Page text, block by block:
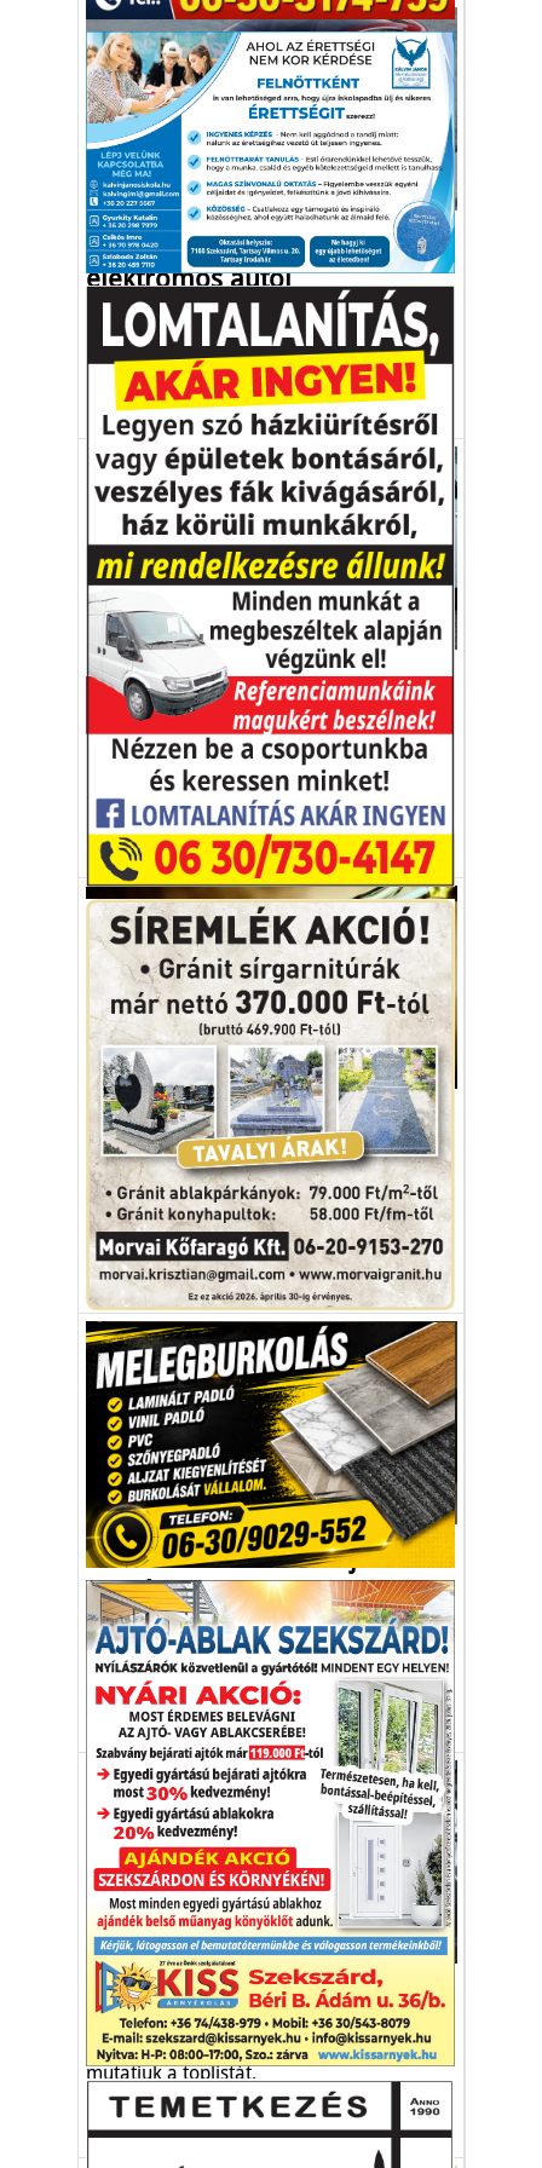
Autó-Motor
A világ legnépszerűbb
elektromos autói
A képzeletbeli dobogóra egy amerikai, egy
kínai és egy francia modell gurulhat fel.
toplista elektromos autó villanyautó
Autó-Motor
Dobogós helyen a VW, a
Renault és az Opel kisautói
Még mindig Volkswagen Golfból adják el a
legnagyobb mennyiséget.
toplista eladás autó Volkswagen
Aktuális
Toplistás magyar borok
A tokaji borok uralják a 2019-es 100
legjobb magyar bor listájának első tíz
helyét.
bor Tokaj borvidék borászat toplista
Autó-Motor
Változtak az autótolvajok
szokásai
Érdekes újdonságokat mutatnak a lopott
autók legfrissebb toplistái.
autólopás autótolvaj lopott autó toplista
Autó-Motor
Melyik a legmegbízhatóbb?
Ezek a legmegbízhatóbb 1-3 éves autók:
mutatjuk a toplistát.
megbízhatóság autószerelő toplista